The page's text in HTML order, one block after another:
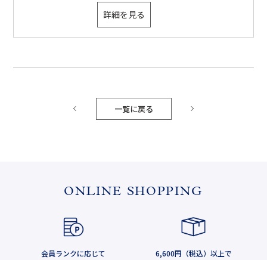
詳細を見る
一覧に戻る
ONLINE SHOPPING
会員ランクに応じて
6,600円（税込）以上で